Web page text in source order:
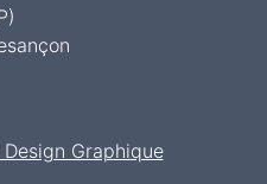
Design Graphique